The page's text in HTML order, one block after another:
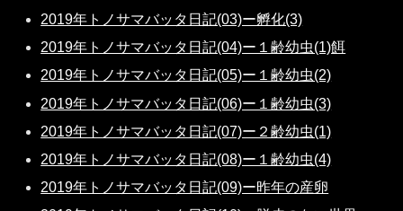
2019年トノサマバッタ日記(03)ー孵化(3)
2019年トノサマバッタ日記(04)ー１齢幼虫(1)餌
2019年トノサマバッタ日記(05)ー１齢幼虫(2)
2019年トノサマバッタ日記(06)ー１齢幼虫(3)
2019年トノサマバッタ日記(07)ー２齢幼虫(1)
2019年トノサマバッタ日記(08)ー１齢幼虫(4)
2019年トノサマバッタ日記(09)ー昨年の産卵